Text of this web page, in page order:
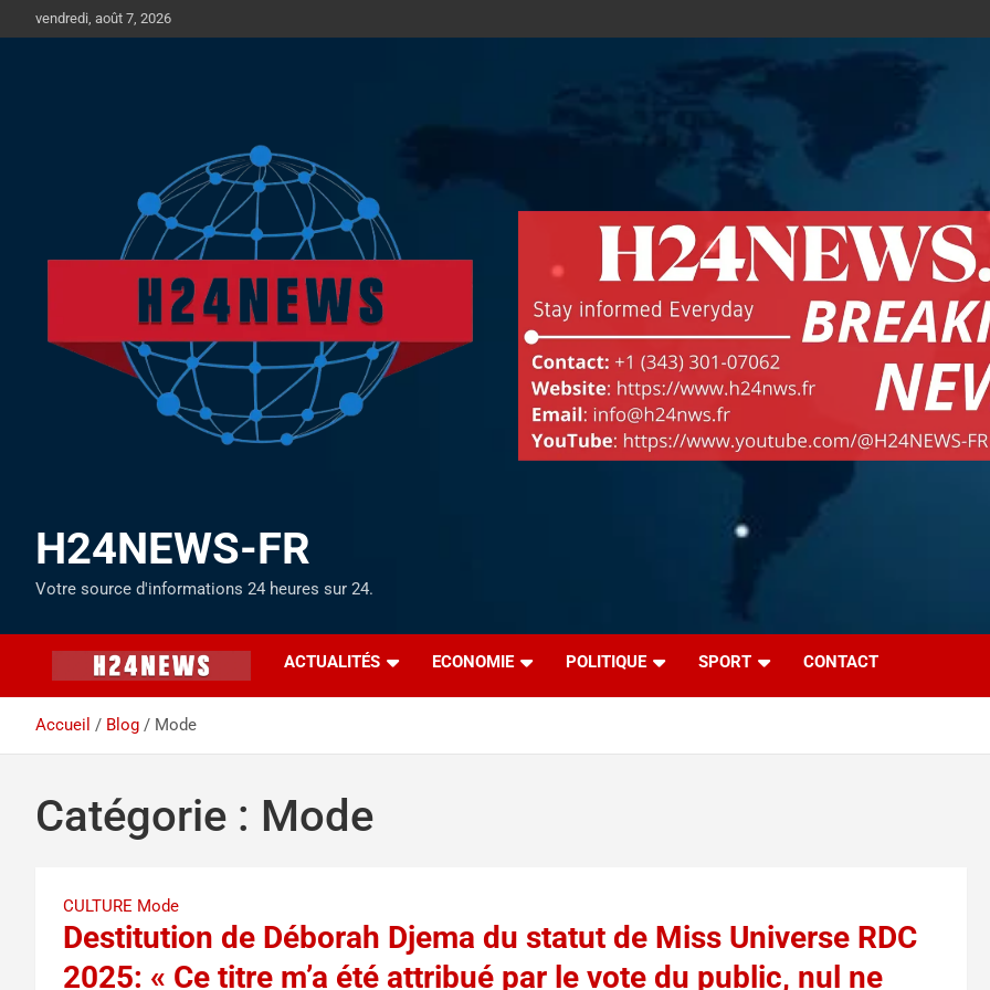
au
vendredi, août 7, 2026
H24NEWS-FR
Votre source d'informations 24 heures sur 24.
ACTUALITÉS ECONOMIE POLITIQUE SPORT CONTACT
Accueil Blog Mode
Catégorie : Mode
CULTURE Mode
Destitution de Déborah Djema du statut de Miss Universe RDC
2025: « Ce titre m’a été attribué par le vote du public, nul ne